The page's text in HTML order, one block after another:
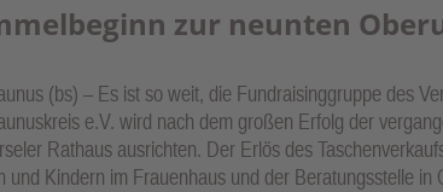
zur neunten
(bs) – Es ist so weit, die Fundraisinggruppe des
e.V. wird nach dem großen Erfolg der
Rathaus ausrichten. Der Erlös des
und Kindern im Frauenhaus und der Beratungsstelle in